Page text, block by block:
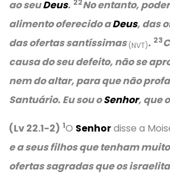
ao seuDeus. 22No entanto,
alimento oferecido aDeus, das
das ofertas santíssimas(NVT). 23
causa do seu defeito, não se
nem do altar, para que não
Santuário. Eu sou oSenhor, que
(Lv 22.1-2) 1O Senhordisse a
e a seus filhos que tenham
ofertas sagradas que os